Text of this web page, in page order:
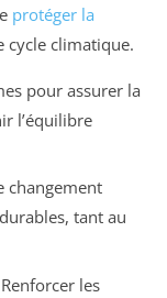
protéger la
cycle climatique.
pour assurer la
l’équilibre
changement
tant au
les